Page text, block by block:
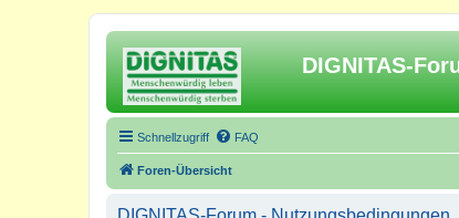
DIGNITAS-
Schnellzugriff FAQ
Foren-Übersicht